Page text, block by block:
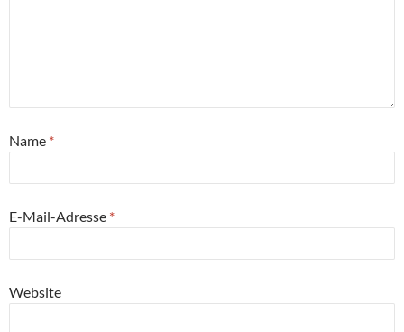
Name *
E-Mail-Adresse *
Website